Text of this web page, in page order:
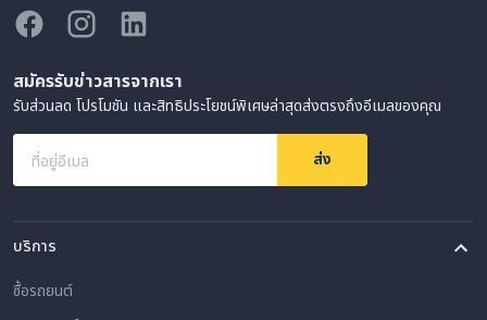
สมัครรับข่าวสารจากเรา
รับส่วนลด โปรโมชัน และสิทธิประโยชน์พิเศษล่าสุดส่งตรงถึงอีเมลของคุณ
ที่อยู่อีเมล ส่ง
บริการ
ซื้อรถยนต์